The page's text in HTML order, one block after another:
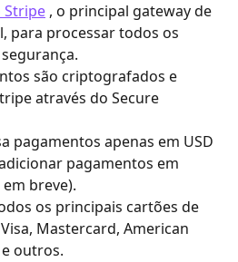
Stripe , o principal gateway de
para processar todos os
são criptografados e
através do Secure
pagamentos apenas em USD
pagamentos em
breve).
os principais cartões de
Mastercard, American
outros.